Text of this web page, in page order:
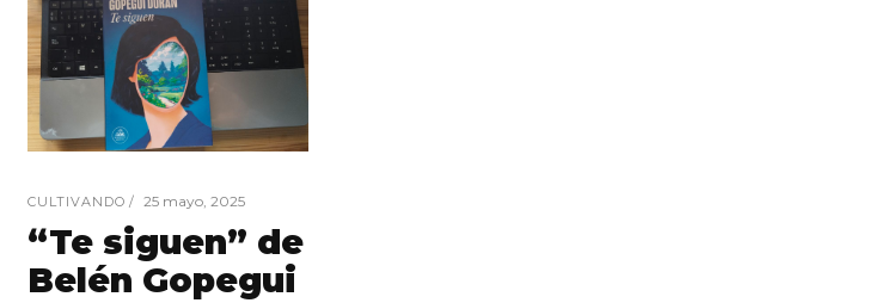
CULTIVANDO 25 mayo, 2025
“Te siguen” de
Belén Gopegui